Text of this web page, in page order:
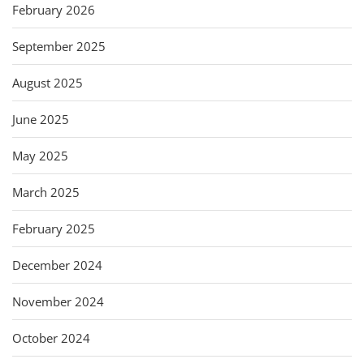
February 2026
September 2025
August 2025
June 2025
May 2025
March 2025
February 2025
December 2024
November 2024
October 2024